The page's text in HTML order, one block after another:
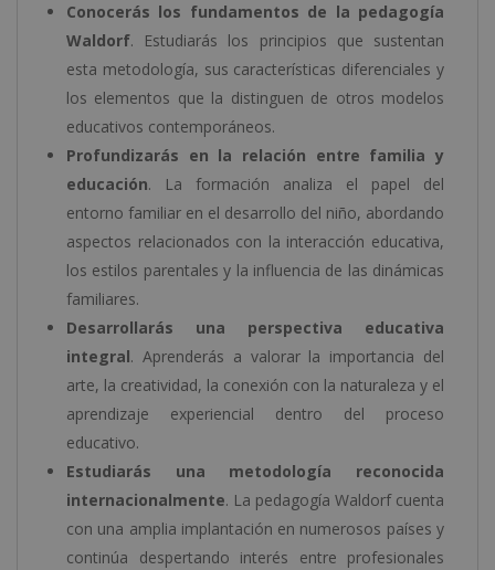
Conocerás los fundamentos de la pedagogía
Waldorf. Estudiarás los principios que sustentan
esta metodología, sus características diferenciales y
los elementos que la distinguen de otros modelos
educativos contemporáneos.
Profundizarás en la relación entre familia y
educación. La formación analiza el papel del
entorno familiar en el desarrollo del niño, abordando
aspectos relacionados con la interacción educativa,
los estilos parentales y la influencia de las dinámicas
familiares.
Desarrollarás una perspectiva educativa
integral. Aprenderás a valorar la importancia del
arte, la creatividad, la conexión con la naturaleza y el
aprendizaje experiencial dentro del proceso
educativo.
Estudiarás una metodología reconocida
internacionalmente. La pedagogía Waldorf cuenta
con una amplia implantación en numerosos países y
continúa despertando interés entre profesionales